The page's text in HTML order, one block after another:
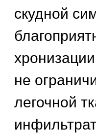
скудной
не
легочной